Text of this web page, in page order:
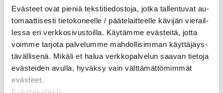
Eväs­teet ovat pie­niä teks­ti­tie­dos­to­ja, jotka tal­len­tu­vat au­
to­maat­ti­ses­ti tie­to­ko­neel­le / pää­te­lait­teel­le kä­vi­jän vie­rail­
les­sa eri verk­ko­si­vus­toil­la. Käy­täm­me eväs­tei­tä, jotta
voim­me tar­jo­ta pal­ve­lum­me mah­dol­li­sim­man käyt­tä­jäys­
tä­väl­li­se­nä. Mi­kä­li et halua verk­ko­pal­ve­lun saa­van tie­to­ja
eväs­tei­den avul­la, hy­väk­sy vain vält­tä­mät­tö­mim­mät
eväs­teet.